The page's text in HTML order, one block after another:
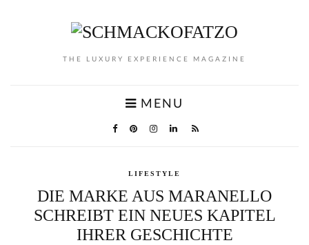
THE LUXURY EXPERIENCE MAGAZINE
MENU
LIFESTYLE
DIE MARKE AUS MARANELLO
SCHREIBT EIN NEUES KAPITEL
IHRER GESCHICHTE